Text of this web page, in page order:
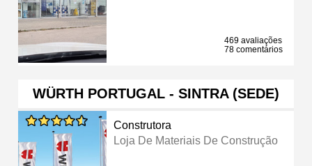
469 avaliações
78 comentários
WÜRTH PORTUGAL - SINTRA (SEDE)
Construtora
Loja De Materiais De Construção